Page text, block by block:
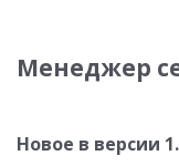
Менеджер
Новое в версии